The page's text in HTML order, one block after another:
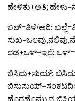
ಹೇಳಿತು+ಅತಿ;
ಬಲ್=ತಿಳಿ/ಅರಿ;
ದಡ+ಒಳ್+ಇದೆ;
ಬಿಸಿದು+ಸುಯ್;
ಹೊರಹೊಮ್ಮುವ